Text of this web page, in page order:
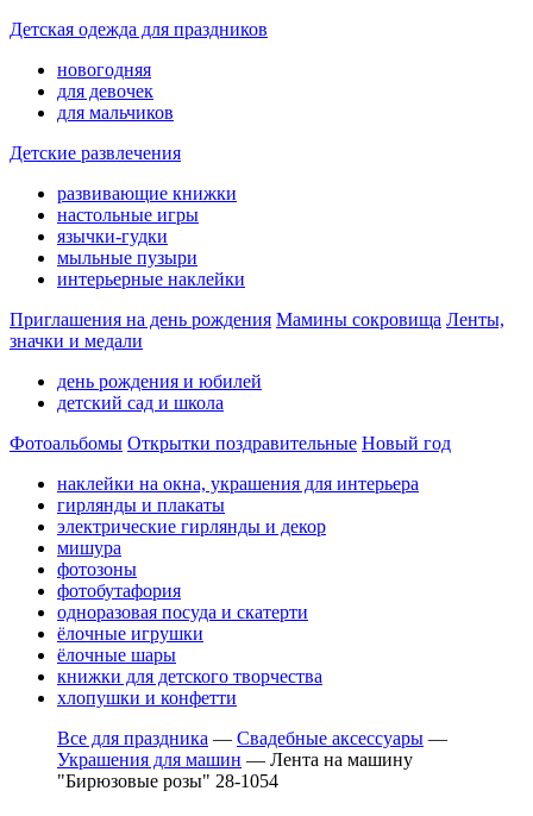
Детская одежда для праздников
новогодняя
для девочек
для мальчиков
Детские развлечения
развивающие книжки
настольные игры
язычки-гудки
мыльные пузыри
интерьерные наклейки
Приглашения на день рождения Мамины сокровища Ленты,
значки и медали
день рождения и юбилей
детский сад и школа
Фотоальбомы Открытки поздравительные Новый год
наклейки на окна, украшения для интерьера
гирлянды и плакаты
электрические гирлянды и декор
мишура
фотозоны
фотобутафория
одноразовая посуда и скатерти
ёлочные игрушки
ёлочные шары
книжки для детского творчества
хлопушки и конфетти
Все для праздника — Свадебные аксессуары —
Украшения для машин — Лента на машину
"Бирюзовые розы" 28-1054